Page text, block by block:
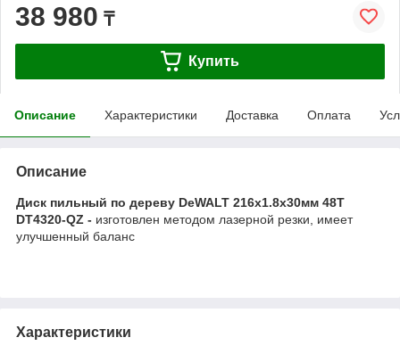
38 980 ₸
Купить
Описание Характеристики Доставка Оплата
Описание
Диск пильный по дереву DeWALT 216х1.8х30мм 48T
DT4320-QZ - изготовлен методом лазерной резки, имеет
улучшенный баланс
Характеристики